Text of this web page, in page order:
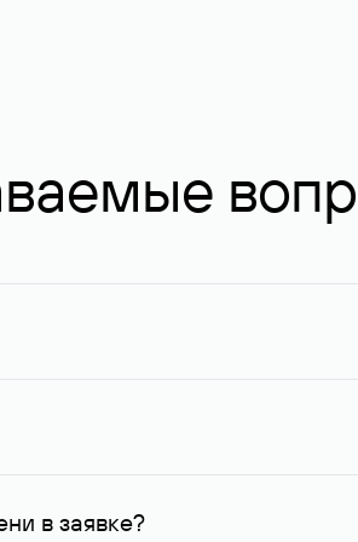
регистраторов. Для доменов,
доступные Руцентру.
в заявке?